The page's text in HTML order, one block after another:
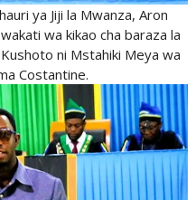
ya Jiji la Mwanza, Aron
wa kikao cha baraza la
ni Mstahiki Meya wa
Costantine.